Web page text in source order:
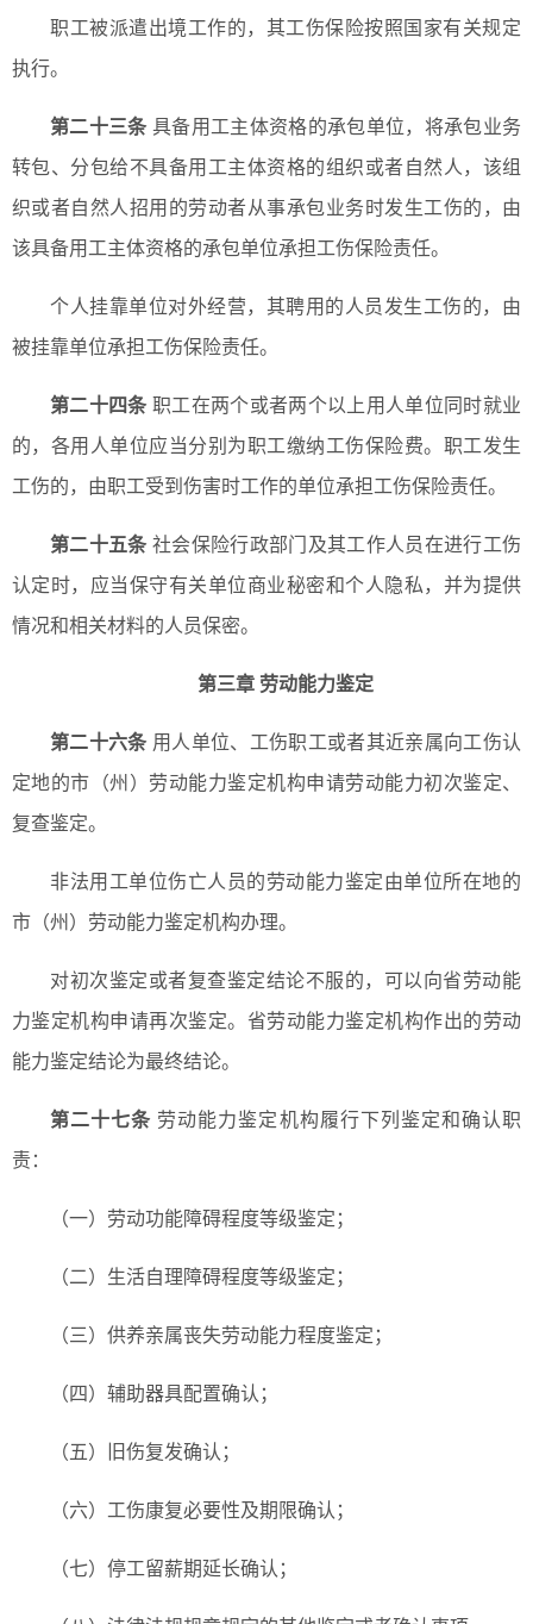
职工被派遣出境工作的，其工伤保险按照国家有关规定
执行。
第二十三条 具备用工主体资格的承包单位，将承包业务
转包、分包给不具备用工主体资格的组织或者自然人，该组
织或者自然人招用的劳动者从事承包业务时发生工伤的，由
该具备用工主体资格的承包单位承担工伤保险责任。
个人挂靠单位对外经营，其聘用的人员发生工伤的，由
被挂靠单位承担工伤保险责任。
第二十四条 职工在两个或者两个以上用人单位同时就业
的，各用人单位应当分别为职工缴纳工伤保险费。职工发生
工伤的，由职工受到伤害时工作的单位承担工伤保险责任。
第二十五条 社会保险行政部门及其工作人员在进行工伤
认定时，应当保守有关单位商业秘密和个人隐私，并为提供
情况和相关材料的人员保密。
第三章 劳动能力鉴定
第二十六条 用人单位、工伤职工或者其近亲属向工伤认
定地的市（州）劳动能力鉴定机构申请劳动能力初次鉴定、
复查鉴定。
非法用工单位伤亡人员的劳动能力鉴定由单位所在地的
市（州）劳动能力鉴定机构办理。
对初次鉴定或者复查鉴定结论不服的，可以向省劳动能
力鉴定机构申请再次鉴定。省劳动能力鉴定机构作出的劳动
能力鉴定结论为最终结论。
第二十七条 劳动能力鉴定机构履行下列鉴定和确认职
责：
（一）劳动功能障碍程度等级鉴定；
（二）生活自理障碍程度等级鉴定；
（三）供养亲属丧失劳动能力程度鉴定；
（四）辅助器具配置确认；
（五）旧伤复发确认；
（六）工伤康复必要性及期限确认；
（七）停工留薪期延长确认；